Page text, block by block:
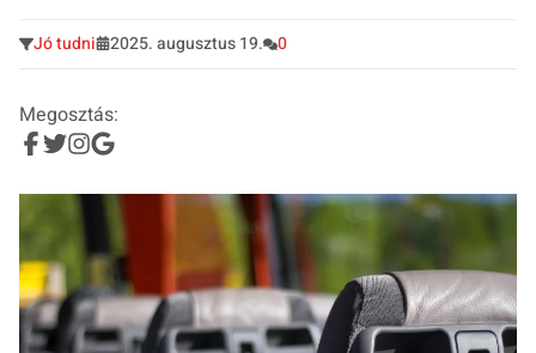
Jó tudni 2025. augusztus 19. 0
Megosztás: